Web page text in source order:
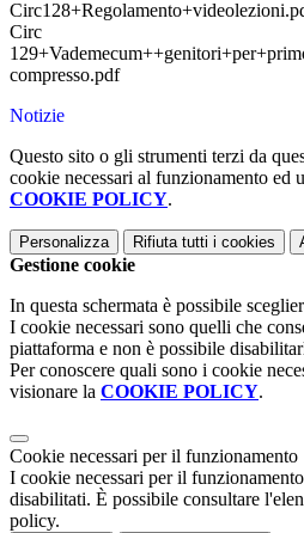
Circ
compresso.pdf
Notizie
Questo sito o gli strumenti terzi da
cookie necessari al funzionamento ed
COOKIE POLICY.
Personalizza Rifiuta tutti i cookies
Gestione cookie
In questa schermata è possibile
I cookie necessari sono quelli che
piattaforma e non è possibile
Per conoscere quali sono i cookie
visionare la COOKIE POLICY.
Cookie necessari per il funzionamento
I cookie necessari per il
disabilitati. È possibile consultare
policy.